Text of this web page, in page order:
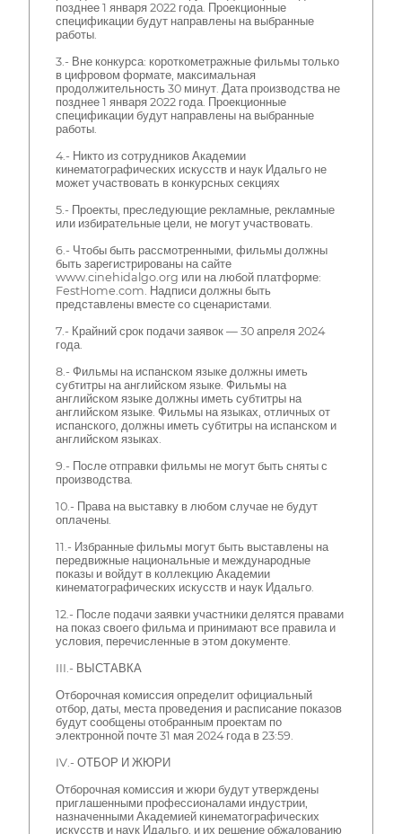
позднее 1 января 2022 года. Проекционные
спецификации будут направлены на выбранные
работы.
3.- Вне конкурса: короткометражные фильмы только
в цифровом формате, максимальная
продолжительность 30 минут. Дата производства не
позднее 1 января 2022 года. Проекционные
спецификации будут направлены на выбранные
работы.
4.- Никто из сотрудников Академии
кинематографических искусств и наук Идальго не
может участвовать в конкурсных секциях
5.- Проекты, преследующие рекламные, рекламные
или избирательные цели, не могут участвовать.
6.- Чтобы быть рассмотренными, фильмы должны
быть зарегистрированы на сайте
www.cinehidalgo.org или на любой платформе:
FestHome.com. Надписи должны быть
представлены вместе со сценаристами.
7.- Крайний срок подачи заявок — 30 апреля 2024
года.
8.- Фильмы на испанском языке должны иметь
субтитры на английском языке. Фильмы на
английском языке должны иметь субтитры на
английском языке. Фильмы на языках, отличных от
испанского, должны иметь субтитры на испанском и
английском языках.
9.- После отправки фильмы не могут быть сняты с
производства.
10.- Права на выставку в любом случае не будут
оплачены.
11.- Избранные фильмы могут быть выставлены на
передвижные национальные и международные
показы и войдут в коллекцию Академии
кинематографических искусств и наук Идальго.
12.- После подачи заявки участники делятся правами
на показ своего фильма и принимают все правила и
условия, перечисленные в этом документе.
III.- ВЫСТАВКА
Отборочная комиссия определит официальный
отбор, даты, места проведения и расписание показов
будут сообщены отобранным проектам по
электронной почте 31 мая 2024 года в 23:59.
IV.- ОТБОР И ЖЮРИ
Отборочная комиссия и жюри будут утверждены
приглашенными профессионалами индустрии,
назначенными Академией кинематографических
искусств и наук Идальго, и их решение обжалованию